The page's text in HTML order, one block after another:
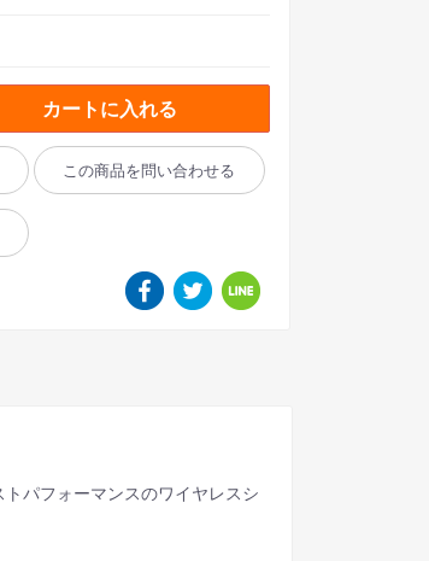
カートに入れる
この商品を問い合わせる
パフォーマンスのワイヤレスシ